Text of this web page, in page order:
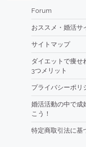
Forum
おススメ・婚活サ
サイトマップ
ダイエットで痩せ
3つメリット
プライバシーポリ
婚活活動の中で成
こう！
特定商取引法に基